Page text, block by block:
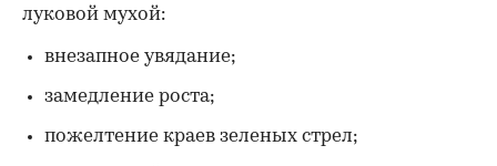
луковой мухой:
внезапное увядание;
замедление роста;
пожелтение краев зеленых стрел;